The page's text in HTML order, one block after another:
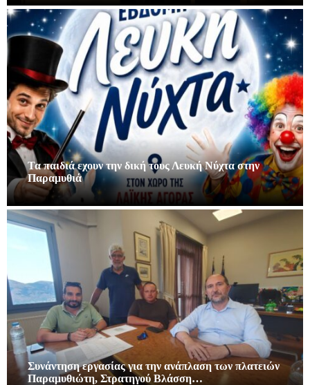
Τα παιδιά εχουν την δική τους Λευκή Νύχτα στην
Παραμυθιά
Συνάντηση εργασίας για την ανάπλαση των πλατειών
Παραμυθιώτη, Στρατηγού Βλάσση…